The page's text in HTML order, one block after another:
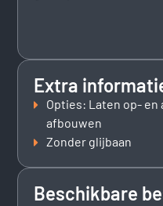
Extra
Opties: Laten op-
afbouwen
Zonder glijbaan
Beschikbare